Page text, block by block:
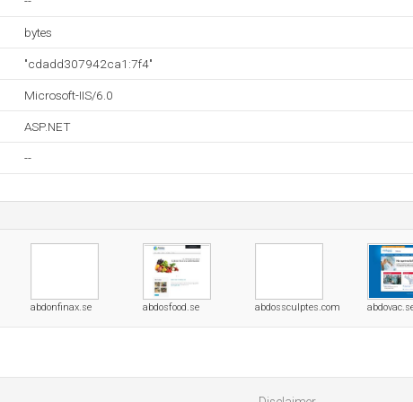
bytes
"cdadd307942ca1:7f4"
Microsoft-IIS/6.0
ASP.NET
--
abdonfinax.se abdosfood.se abdossculptes.com